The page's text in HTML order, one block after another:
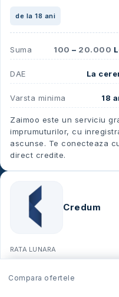
de la 18 ani
Suma 100 – 20.000
DAE La
Varsta minima 18
Zaimoo este un serviciu
imprumuturilor, cu
ascunse. Te conecteaza
direct credite.
Credum
RATA LUNARA
Compara ofertele